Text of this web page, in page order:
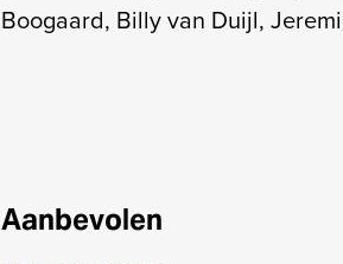
Boogaard, Billy van Duijl,
Aanbevolen